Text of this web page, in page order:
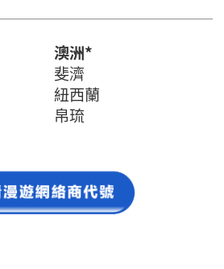
澳洲*
斐濟
紐西蘭
帛琉